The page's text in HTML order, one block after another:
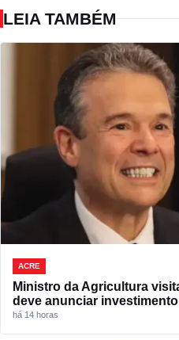
LEIA TAMBÉM
ACRE
Ministro da Agricultura
deve anunciar
há 14 horas